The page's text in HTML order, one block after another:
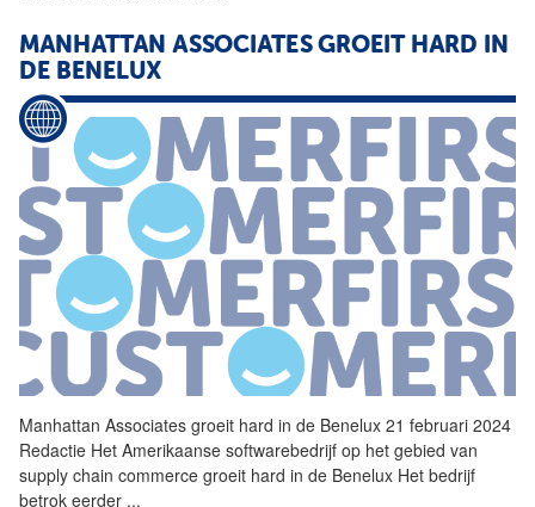
MANHATTAN ASSOCIATES GROEIT HARD IN
DE BENELUX
Manhattan Associates groeit hard in de Benelux 21 februari 2024
Redactie Het Amerikaanse softwarebedrijf op het gebied van
supply chain commerce groeit hard in de Benelux Het bedrijf
betrok eerder ...